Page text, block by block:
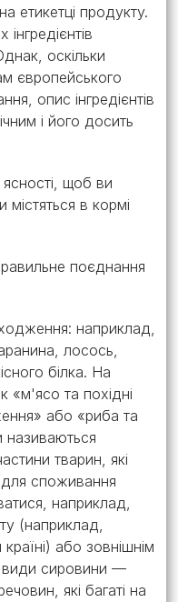
етикетці продукту.
оскільки
європейського
опис інгредієнтів
і його досить
щоб ви
містяться в кормі
поєднання
наприклад,
лосось,
білка. На
«м'ясо та похідні
або «риба та
тварин, які
для споживання
наприклад,
(наприклад,
або зовнішнім
види сировини —
які багаті на